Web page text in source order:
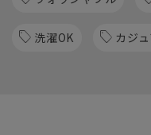
洗濯OK カジ